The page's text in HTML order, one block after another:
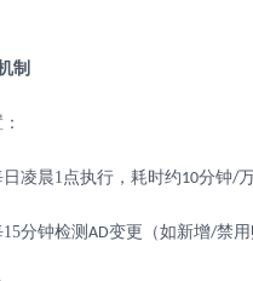
制
凌晨1 点执行，耗时约10分钟/
15分钟检测 AD变更（如新增/禁用